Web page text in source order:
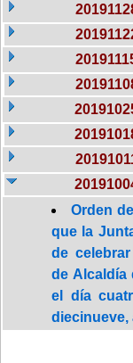
Orden
que la
de
de Alcaldía
el día
diecinueve,